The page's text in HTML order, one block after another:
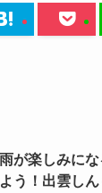
雨が楽しみに
よう！出雲し